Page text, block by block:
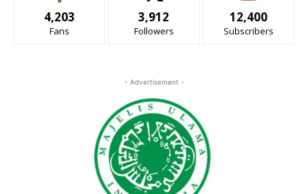
4,203
Fans
3,912
Followers
12,400
Subscribers
- Advertisement -